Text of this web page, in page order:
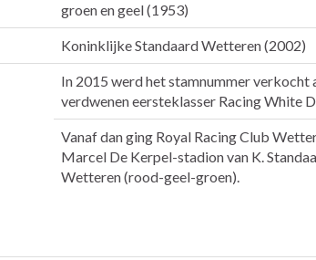
groen en geel (1953)
Koninklijke Standaard Wetteren (2002)
In 2015 werd het stamnummer verkocht
verdwenen eersteklasser Racing White
Vanaf dan ging Royal Racing Club
Marcel De Kerpel-stadion van K.
Wetteren (rood-geel-groen).